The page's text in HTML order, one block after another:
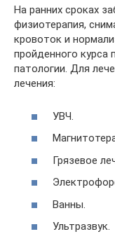
На ранних сроках
физиотерапия,
кровоток и
пройденного курса
патологии. Для
лечения:
УВЧ.
Грязевое
Ванны.
Ультразвук.